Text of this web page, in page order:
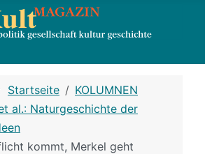
Startseite
KOLUMNEN
al.: Naturgeschichte der
kommt, Merkel geht